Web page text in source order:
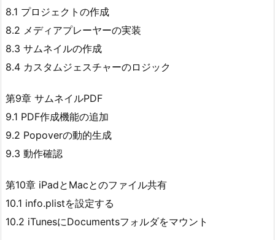
8.1 プロジェクトの作成
8.2 メディアプレーヤーの実装
8.3 サムネイルの作成
8.4 カスタムジェスチャーのロジック
第9章 サムネイルPDF
9.1 PDF作成機能の追加
9.2 Popoverの動的生成
9.3 動作確認
第10章 iPadとMacとのファイル共有
10.1 info.plistを設定する
10.2 iTunesにDocumentsフォルダをマウント